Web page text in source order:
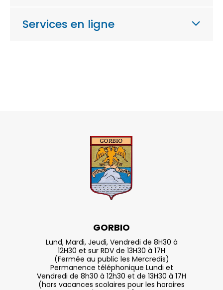
Services en ligne
GORBIO
Lund, Mardi, Jeudi, Vendredi de 8H30 à
12H30 et sur RDV de 13H30 à 17H
(Fermée au public les Mercredis)
Permanence téléphonique Lundi et
Vendredi de 8h30 à 12h30 et de 13H30 à 17H
(hors vacances scolaires pour les horaires